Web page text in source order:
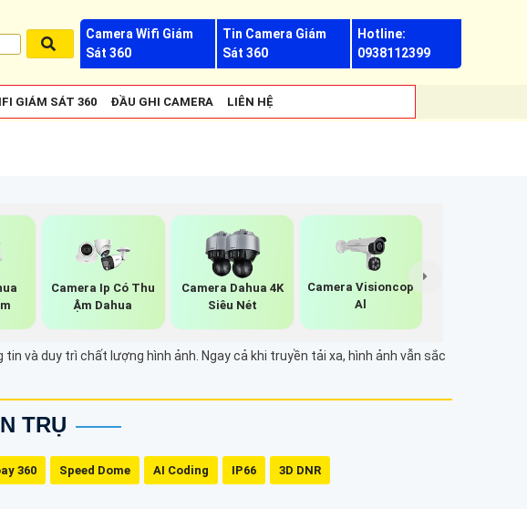
Camera Wifi Giám
Sát 360
Tin Camera Giám
Sát 360
Hotline:
0938112399
GIÁM SÁT 360 ĐẦU GHI CAMERA LIÊN HỆ
Camera Ip Có Thu
Ậm Dahua
Camera Dahua 4K
Siêu Nét
Camera Visioncop
Al
và duy trì chất lượng hình ảnh. Ngay cả khi truyền tải xa, hình ảnh vẫn sắc
TRỤ
360 Speed Dome AI Coding IP66 3D DNR